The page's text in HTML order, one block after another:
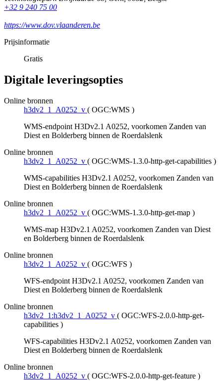
+32 9 240 75 00
https://www.dov.vlaanderen.be
Prijsinformatie
Gratis
Digitale leveringsopties
Online bronnen
h3dv2_1_A0252_v ( OGC:WMS )
WMS-endpoint H3Dv2.1 A0252, voorkomen Zanden van
Diest en Bolderberg binnen de Roerdalslenk
Online bronnen
h3dv2_1_A0252_v ( OGC:WMS-1.3.0-http-get-capabilities )
WMS-capabilities H3Dv2.1 A0252, voorkomen Zanden van
Diest en Bolderberg binnen de Roerdalslenk
Online bronnen
h3dv2_1_A0252_v ( OGC:WMS-1.3.0-http-get-map )
WMS-map H3Dv2.1 A0252, voorkomen Zanden van Diest
en Bolderberg binnen de Roerdalslenk
Online bronnen
h3dv2_1_A0252_v ( OGC:WFS )
WFS-endpoint H3Dv2.1 A0252, voorkomen Zanden van
Diest en Bolderberg binnen de Roerdalslenk
Online bronnen
h3dv2_1:h3dv2_1_A0252_v ( OGC:WFS-2.0.0-http-get-
capabilities )
WFS-capabilities H3Dv2.1 A0252, voorkomen Zanden van
Diest en Bolderberg binnen de Roerdalslenk
Online bronnen
h3dv2_1_A0252_v ( OGC:WFS-2.0.0-http-get-feature )